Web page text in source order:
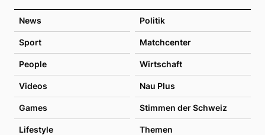
News Politik
Sport Matchcenter
People Wirtschaft
Videos Nau Plus
Games Stimmen der Schweiz
Lifestyle Themen